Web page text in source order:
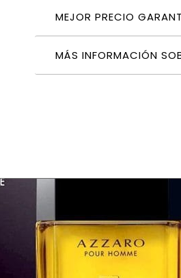
MEJOR PRECIO
MÁS INFORMACIÓN